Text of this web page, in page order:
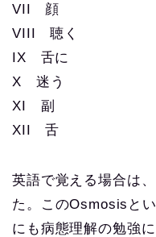
VII 顔
VIII 聴く
IX 舌に
X 迷う
XI 副
XII 舌
英語で覚える場合は
た。このOsmosisと
にも病態理解の勉強